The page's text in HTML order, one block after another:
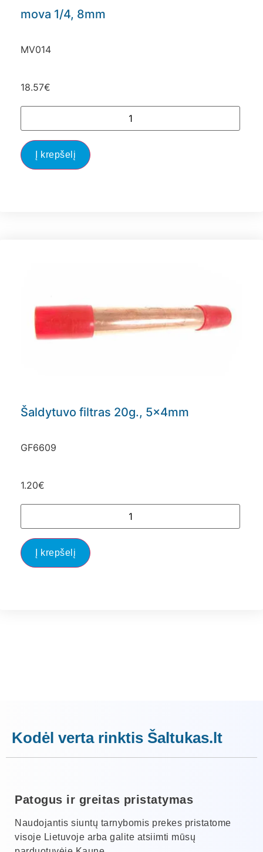
mova 1/4, 8mm
MV014
18.57€
Į krepšelį
Šaldytuvo filtras 20g., 5x4mm
GF6609
1.20€
Į krepšelį
Kodėl verta rinktis Šaltukas.lt
Patogus ir greitas pristatymas
Naudojantis siuntų tarnybomis prekes pristatome
visoje Lietuvoje arba galite atsiimti mūsų